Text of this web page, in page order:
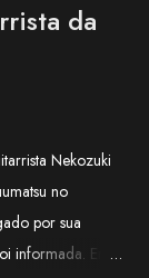
da
Nekozuki
no
por sua
informada. Em